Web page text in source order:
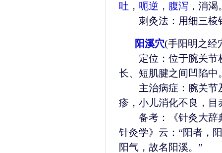
吐 ， 呃逆 ， 腹泻 ，消渴
刺灸法：用细三棱
阳溪穴(手阳明之经
定位：位于腕关节
长、短肌腱之间凹陷中
主治病症：腕关节
疹，小儿消化不良，目
备考：《针灸大辞
针灸学》云：“阳者，
阳气，故名阳溪。”